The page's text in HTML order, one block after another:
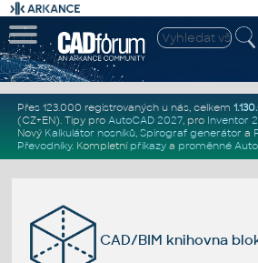
Přes 123.000 registrovaných u nás, celkem
(CZ+EN). Tipy pro AutoCAD 2027, pro Inventor
Nový Kalkulátor nosníků, Spirograf generátor a
Převodníky. Kompletní příkazya proměnné
CAD/BIM knihovna